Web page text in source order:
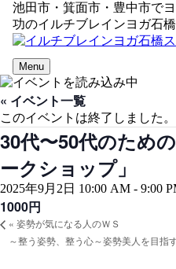
池田市・箕面市・豊中市で
功のイルチブレインヨガ石
Menu
« イベント一覧
このイベントは終了しました。
30代〜50代のため
ークショップ」
2025年9月2日 10:00 AM - 9:00
1000円
« 姿勢が気になる人のＷＳ
～整う姿勢、整う心～姿勢美人を目指